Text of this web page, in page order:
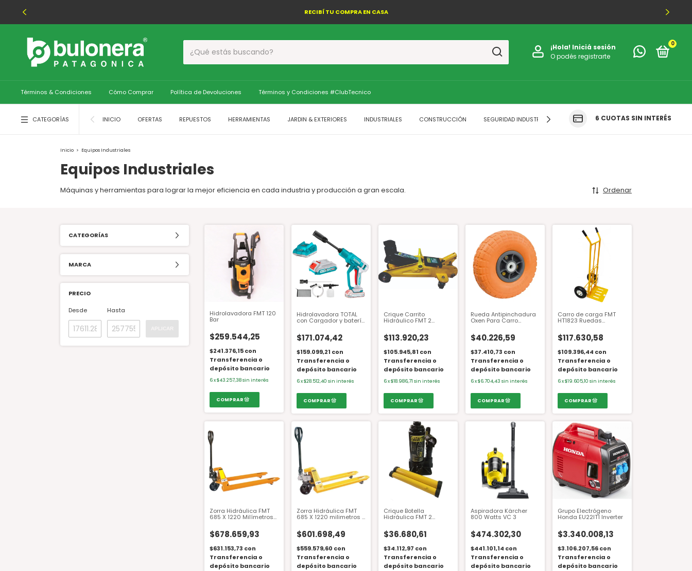
RECIBÍ TU COMPRA EN CASA
¡Hola! Iniciá sesión
O podés registrarte
0
Términos & Condiciones Cómo Comprar Política de Devoluciones Términos y Condiciones #ClubTecnico
CATEGORÍAS INICIO OFERTAS REPUESTOS HERRAMIENTAS JARDIN & EXTERIORES INDUSTRIALES CONSTRUCCIÓN SEGURIDAD INDUSTRIAL FERRETERIA INDUMENTARIA
6 CUOTAS SIN INTERÉS
Inicio > Equipos Industriales
Equipos Industriales
Máquinas y herramientas para lograr la mejor eficiencia en cada industria y producción a gran escala. Ordenar
CATEGORÍAS
MARCA
PRECIO
Desde Hasta Hidrolavadora FMT 120
Bar
$259.544,25
$241.376,15con
Transferencia o
depósito bancario
6x$43.257,38sin interés
Hidrolavadora TOTAL
con Cargador y batería
$171.074,42
$159.099,21 con
Transferencia o
depósito bancario
6x$28.512,40 sin interés
Crique Carrito
Hidráulico FMT 2
$113.920,23
$105.945,81 con
Transferencia o
depósito bancario
6x$18.986,71 sin interés
Rueda Antipinchadura
Oxen Para Carro
19
$40.226,59
$37.410,73 con
Transferencia o
depósito bancario
6x$6.704,43 sin interés
Carro de carga FMT
HT1823 Ruedas
$117.630,58
$109.396,44 con
Transferencia o
depósito bancario
6x$19.605,10 sin interés
Zorra Hidráulica FMT
685 X 1220 Milímetros
$678.659,93
$631.153,73 con
Transferencia o
depósito bancario
Zorra Hidráulica FMT
685 X 1220 milimetros 3
$601.698,49
$559.579,60 con
Transferencia o
depósito bancario
Crique Botella
Hidráulica FMT 2
$36.680,61
$34.112,97 con
Transferencia o
depósito bancario
Aspiradora Kärcher
800 Watts VC 3
$474.302,30
$441.101,14 con
Transferencia o
depósito bancario
Grupo Electrógeno
Honda EU22IT1 Inverter
$3.340.008,13
$3.106.207,56con
Transferencia o
depósito bancario